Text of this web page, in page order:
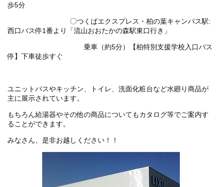
歩5分
〇つくばエクスプレス・柏の葉キャンパス駅:
西口バス停1番より「流山おおたかの森駅東口行き」
乗車（約5分）【柏特別支援学校入口バス
停】下車徒歩すぐ
ユニットバスやキッチン、トイレ、洗面化粧台など水廻り商品が
主に展示されています。
もちろん給湯器やその他の商品についてもカタログ等でご案内す
ることができます。
みなさん、是非お越しください！！